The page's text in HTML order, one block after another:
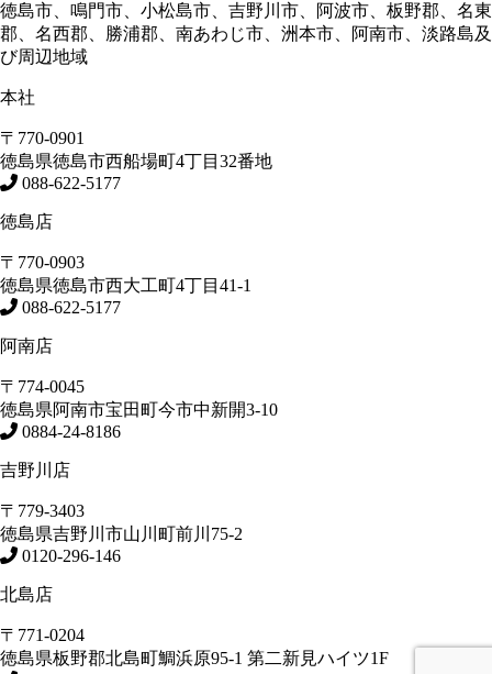
徳島市、鳴門市、小松島市、吉野川市、阿波市、板野郡、名東
郡、名西郡、勝浦郡、南あわじ市、洲本市、阿南市、淡路島及
び周辺地域
本社
〒770-0901
徳島県徳島市西船場町4丁目32番地
088-622-5177
徳島店
〒770-0903
徳島県徳島市西大工町4丁目41-1
088-622-5177
阿南店
〒774-0045
徳島県阿南市宝田町今市中新開3-10
0884-24-8186
吉野川店
〒779-3403
徳島県吉野川市山川町前川75-2
0120-296-146
北島店
〒771-0204
徳島県板野郡北島町鯛浜原95-1 第二新見ハイツ1F